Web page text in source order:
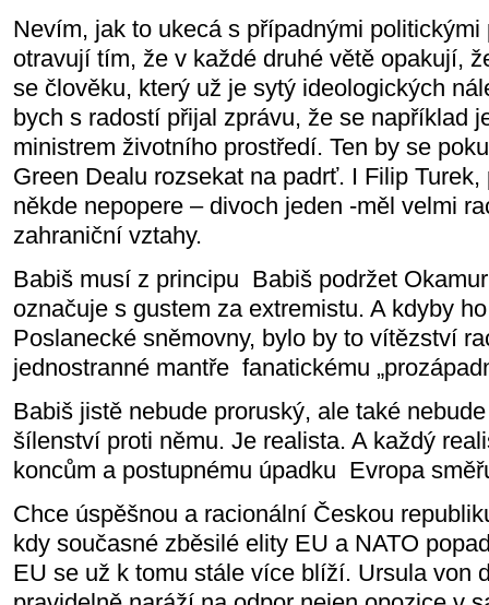
Nevím, jak to ukecá s případnými politickými
otravují tím, že v každé druhé větě opakují,
se člověku, který už je sytý ideologických
bych s radostí přijal zprávu, že se například
ministrem životního prostředí. Ten by se
Green Dealu rozsekat na padrť. I Filip
někde nepopere – divoch jeden -měl velmi
zahraniční vztahy.
Babiš musí z principu Babiš podržet
označuje s gustem za extremistu. A kdyby
Poslanecké sněmovny, bylo by to vítězství
jednostranné mantře fanatickému
Babiš jistě nebude proruský, ale také
šílenství proti němu. Je realista. A každý
koncům a postupnému úpadku Evropa
Chce úspěšnou a racionální Českou
kdy současné zběsilé elity EU a NATO
EU se už k tomu stále více blíží. Ursula von